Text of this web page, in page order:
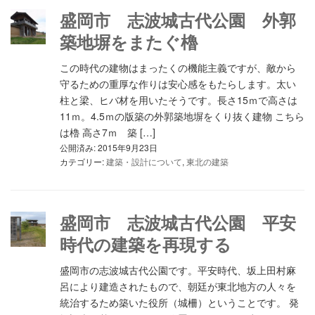
盛岡市 志波城古代公園 外郭
築地塀をまたぐ櫓
この時代の建物はまったくの機能主義ですが、敵から
守るための重厚な作りは安心感をもたらします。太い
柱と梁、ヒバ材を用いたそうです。長さ15ｍで高さは
11ｍ。4.5ｍの版築の外郭築地塀をくり抜く建物 こちら
は櫓 高さ7ｍ 築 […]
公開済み: 2015年9月23日
カテゴリー:建築・設計について, 東北の建築
盛岡市 志波城古代公園 平安
時代の建築を再現する
盛岡市の志波城古代公園です。平安時代、坂上田村麻
呂により建造されたもので、朝廷が東北地方の人々を
統治するため築いた役所（城柵）ということです。 発